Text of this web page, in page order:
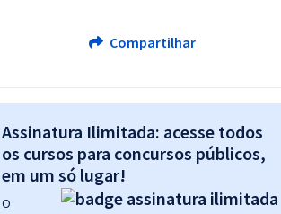
Compartilhar
Assinatura Ilimitada: acesse todos
os cursos para concursos públicos,
em um só lugar!
O